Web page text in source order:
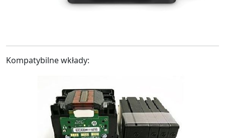
Kompatybilne wkłady: